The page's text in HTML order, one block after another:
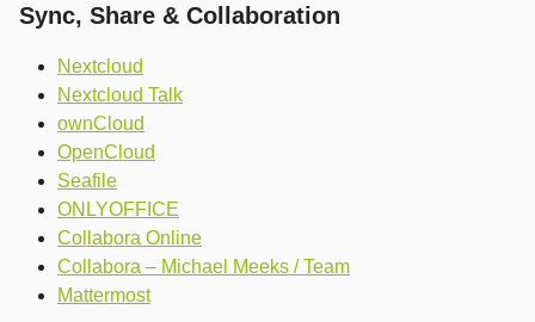
Sync, Share & Collaboration
Nextcloud
Nextcloud Talk
ownCloud
OpenCloud
Seafile
ONLYOFFICE
Collabora Online
Collabora – Michael Meeks / Team
Mattermost